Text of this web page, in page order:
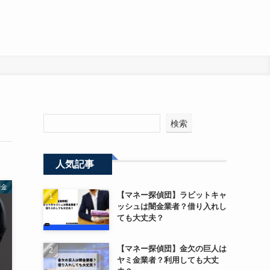
検索
人気記事
【マネー探偵団】ラビットキャ
ッシュは闇金業者？借り入れし
ても大丈夫？
【マネー探偵団】金欠の巨人は
ヤミ金業者？利用しても大丈